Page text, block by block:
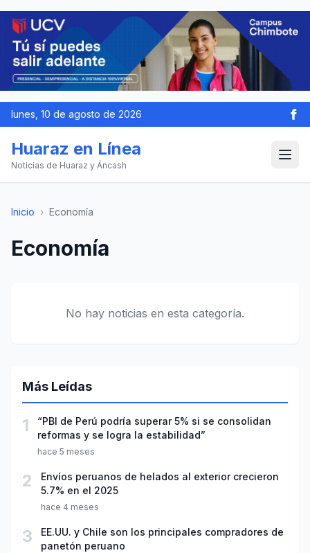
lunes, 10 de agosto de 2026
Huaraz en Línea
Noticias de Huaraz y Áncash
Inicio › Economía
Economía
No hay noticias en esta categoría.
Más Leídas
1
“PBI de Perú podría superar 5% si se consolidan
reformas y se logra la estabilidad”
hace 5 meses
2
Envíos peruanos de helados al exterior crecieron
5.7% en el 2025
hace 4 meses
3
EE.UU. y Chile son los principales compradores de
panetón peruano